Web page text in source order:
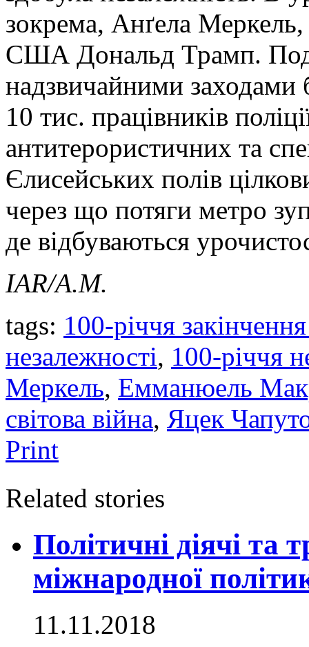
зокрема, Анґела Меркель,
США Дональд Трамп.
надзвичайними заходами
10 тис. працівників
антитерористичних та
Єлисейських полів
через що потяги метро
де відбуваються
IAR/А.М.
tags: 100-річчя
незалежності, 100-річчя
Меркель, Емманюель
світова війна, Яцек
Print
Related stories
Політичні діячі та
міжнародної
11.11.2018